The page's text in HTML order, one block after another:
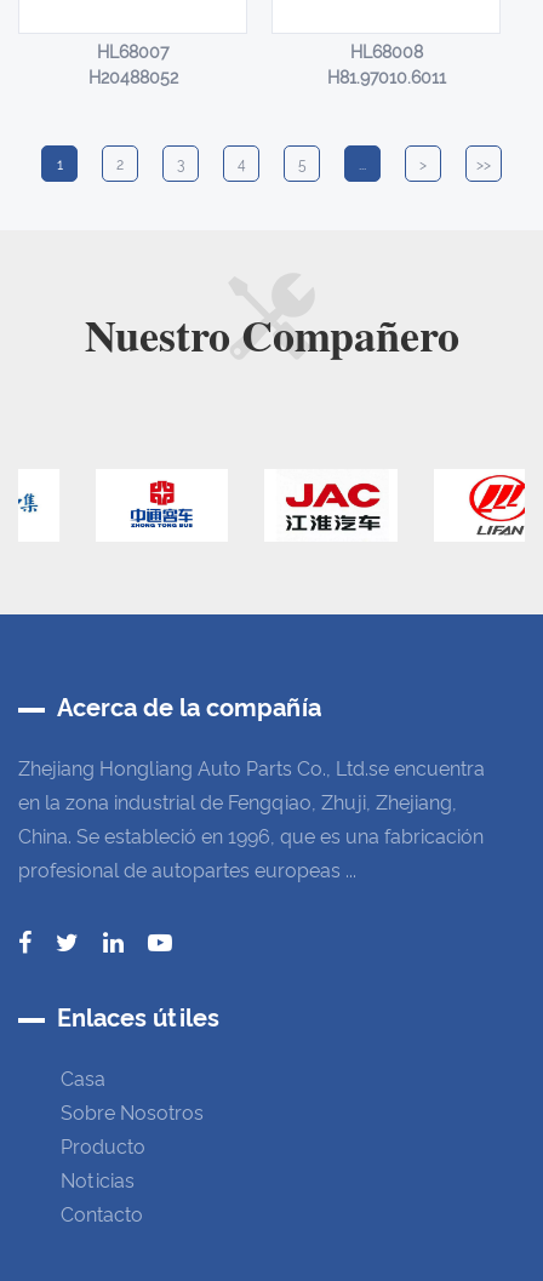
HL68007
H20488052
HL68008
H81.97010.6011
1 2 3 4 5 ... > >>
Nuestro Compañero
Acerca de la compañía
Zhejiang Hongliang Auto Parts Co., Ltd.se encuentra
en la zona industrial de Fengqiao, Zhuji, Zhejiang,
China. Se estableció en 1996, que es una fabricación
profesional de autopartes europeas ...
Enlaces útiles
Casa
Sobre Nosotros
Producto
Noticias
Contacto